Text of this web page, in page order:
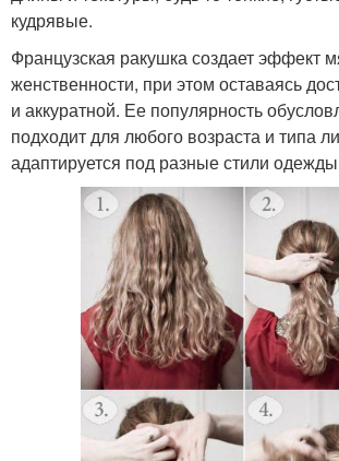
кудрявые.
Французская ракушка создает эффект
женственности, при этом оставаясь
и аккуратной. Ее популярность
подходит для любого возраста и типа
адаптируется под разные стили